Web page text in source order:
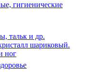
гигиенические
тальк и др.
шариковый.
ног